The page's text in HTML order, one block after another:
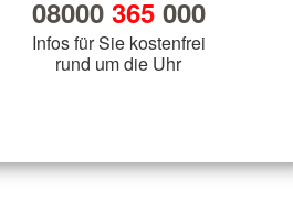
08000 365000
Infos für Sie kostenfrei
rund um die Uhr